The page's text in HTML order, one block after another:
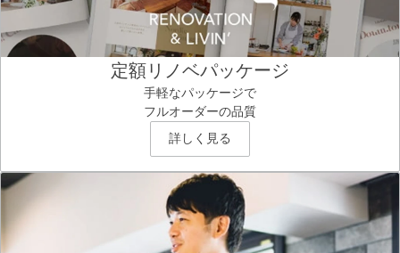
定額リノベパッケージ
手軽なパッケージで
フルオーダーの品質
詳しく見る